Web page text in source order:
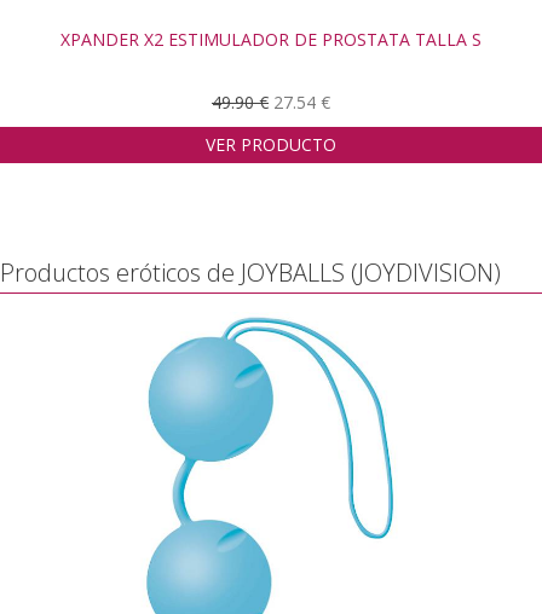
XPANDER X2 ESTIMULADOR DE PROSTATA TALLA S
49.90 € 27.54 €
VER PRODUCTO
Productos eróticos de JOYBALLS (JOYDIVISION)